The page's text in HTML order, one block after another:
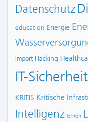
Datenschutz
education Energie
Import Hacking
IT-Sicherheit
KRITIS Kritische
Intelligenz lernen